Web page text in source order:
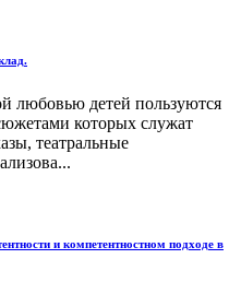
любовью детей пользуются
которых служат
театральные
и компетентностном подходе в